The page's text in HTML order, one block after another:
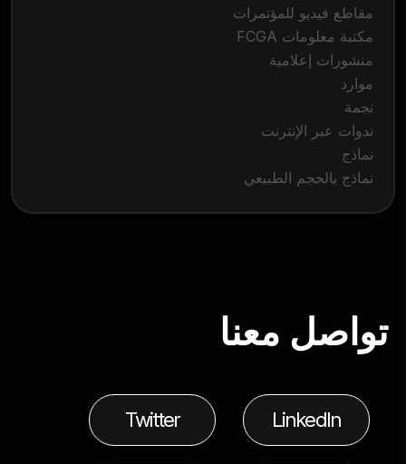
مقاطع فيديو للمؤتمرات
مكتبة معلومات FCGA
منشورات إعلامية
موارد
نجمة
ندوات عبر الإنترنت
نماذج
نماذج بالحجم الطبيعي
تواصل معنا
LinkedIn
Twitter